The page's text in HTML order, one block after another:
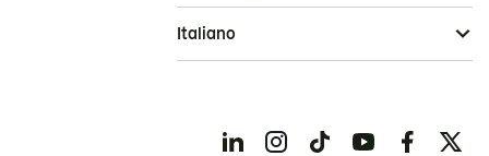
Italiano